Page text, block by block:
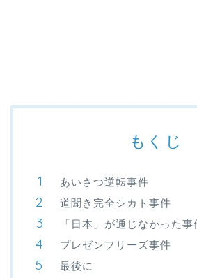
もくじ
あいさつ逆転事件
道聞き完全シカト事件
「日本」が通じなかった事
プレゼンフリーズ事件
最後に